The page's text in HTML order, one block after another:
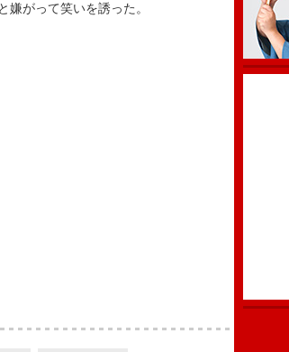
がって笑いを誘った。